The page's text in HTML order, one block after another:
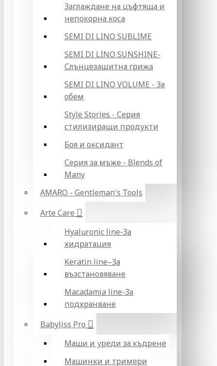
Заглаждане на цъфтяща и
непокорна коса
SEMI DI LINO SUBLIME
SEMI DI LINO SUNSHINE-
Слънцезащитна грижа
SEMI DI LINO VOLUME - За
обем
Style Stories - Серия
стилизиращи продукти
Боя и оксидант
Серия за мъже - Blends of
Many
AMARO - Gentleman's Tools
Arte Care
Hyaluronic line-За
хидратация
Keratin line–За
възстановяване
Macadamia line-За
подхранване
Babyliss Pro
Маши и уреди за къдрене
Машинки и тримери